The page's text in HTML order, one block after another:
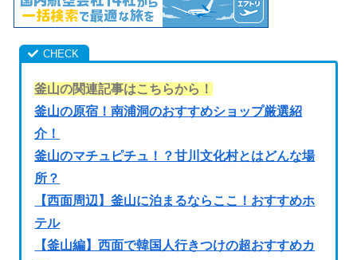
釜山の関連記事はこちらから！
釜山の原宿！南浦洞のおすすめショップ厳選紹
介！
釜山のマチュピチュ！？甘川文化村とはどんな場
所？
【西面周辺】釜山に泊まるならここ！おすすめホ
テル
【釜山編】西面で韓国人行きつけの超おすすめカ